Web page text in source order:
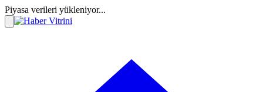
Piyasa verileri yükleniyor...